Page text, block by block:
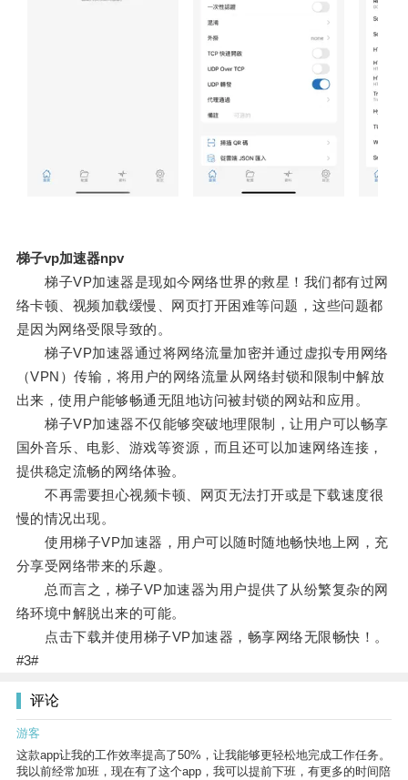
梯子vp加速器npv
梯子VP加速器是现如今网络世界的救星！我们都有过网
络卡顿、视频加载缓慢、网页打开困难等问题，这些问题都
是因为网络受限导致的。
梯子VP加速器通过将网络流量加密并通过虚拟专用网络
（VPN）传输，将用户的网络流量从网络封锁和限制中解放
出来，使用户能够畅通无阻地访问被封锁的网站和应用。
梯子VP加速器不仅能够突破地理限制，让用户可以畅享
国外音乐、电影、游戏等资源，而且还可以加速网络连接，
提供稳定流畅的网络体验。
不再需要担心视频卡顿、网页无法打开或是下载速度很
慢的情况出现。
使用梯子VP加速器，用户可以随时随地畅快地上网，充
分享受网络带来的乐趣。
总而言之，梯子VP加速器为用户提供了从纷繁复杂的网
络环境中解脱出来的可能。
点击下载并使用梯子VP加速器，畅享网络无限畅快！。
#3#
评论
游客
这款app让我的工作效率提高了50%，让我能够更轻松地完成工作任务。
我以前经常加班，现在有了这个app，我可以提前下班，有更多的时间陪